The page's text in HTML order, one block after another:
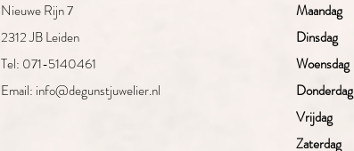
Nieuwe Rijn 7
2312 JB Leiden
Tel: 071-5140461
Email: info@degunstjuwelier.nl
Maandag
Dinsdag
Woensdag
Donderdag
Vrijdag
Zaterdag